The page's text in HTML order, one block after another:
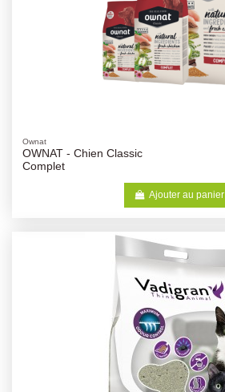
Ownat
OWNAT - Chien Classic
Complet
Ajouter au panier